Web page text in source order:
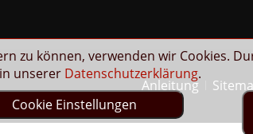
zu können, verwenden wir Cookies.
unserer Datenschutzerklärung.
Cookie Einstellungen
Anleitung